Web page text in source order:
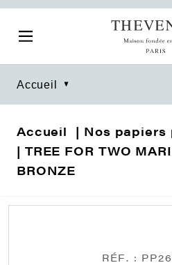
Accueil
Accueil
Nos papiers
TREE FOR TWO
BRONZE
RÉF. :